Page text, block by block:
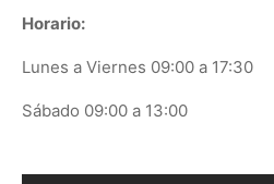
Horario:
Lunes a Viernes 09:00 a 17:30
Sábado 09:00 a 13:00